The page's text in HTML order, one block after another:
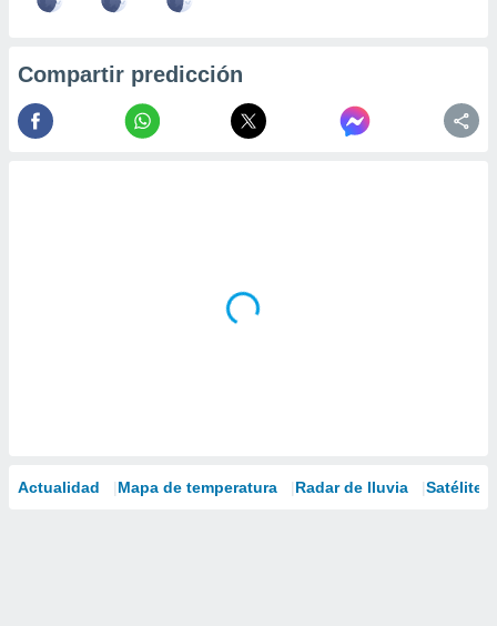
Compartir predicción
Actualidad Mapa de temperatura Radar de lluvia Satélites